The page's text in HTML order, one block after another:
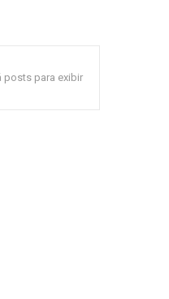
posts para exibir